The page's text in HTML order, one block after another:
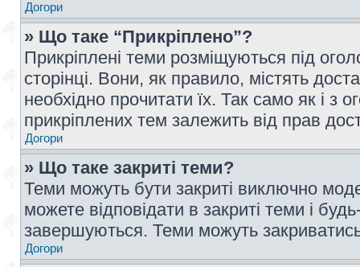
Догори
» Що таке “Прикріплено”?
Прикріплені теми розміщуються під
сторінці. Вони, як правило, містять
необхідно прочитати їх. Так само як і
прикріплених тем залежить від прав
Догори
» Що таке закриті теми?
Теми можуть бути закриті виключно
можете відповідати в закриті теми і
завершуються. Теми можуть
Догори